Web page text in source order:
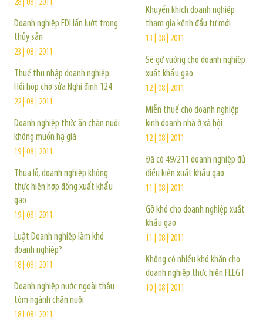
28 | 08 | 2011
Doanh nghiệp FDI lấn lướt trong
thủy sản
23 | 08 | 2011
Thuế thu nhập doanh nghiệp:
Hồi hộp chờ sửa Nghị định 124
22 | 08 | 2011
Doanh nghiệp thức ăn chăn nuôi
không muốn hạ giá
19 | 08 | 2011
Thua lỗ, doanh nghiệp không
thực hiện hợp đồng xuất khẩu
gạo
19 | 08 | 2011
Luật Doanh nghiệp làm khó
doanh nghiệp?
18 | 08 | 2011
Doanh nghiệp nước ngoài thâu
tóm ngành chăn nuôi
Khuyến khích doanh nghiệp
tham gia kênh đầu tư mới
13 | 08 | 2011
Sẽ gỡ vướng cho doanh nghiệp
xuất khẩu gạo
12 | 08 | 2011
Miễn thuế cho doanh nghiệp
kinh doanh nhà ở xã hội
12 | 08 | 2011
Đã có 49/211 doanh nghiệp đủ
điều kiện xuất khẩu gạo
11 | 08 | 2011
Gỡ khó cho doanh nghiệp xuất
khẩu gạo
11 | 08 | 2011
Không có nhiều khó khăn cho
doanh nghiệp thực hiện FLEGT
10 | 08 | 2011